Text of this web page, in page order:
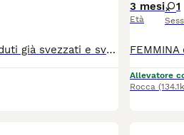
Incrocio di due razze prestigiose verranno ceduti già svezzati e svermati e abituati alla lettiera genitori sottoposti a test della salute . Si richiede solo rimborso spese . Scrivere al 3751170802
3 mesi
Età
1
Allevatore
Rocca